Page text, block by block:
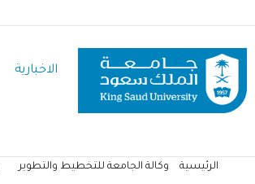
المحتوى
الرئيسي
الاخبارية
الرئيسية وكالة الجامعة للتخطيط والتطوير